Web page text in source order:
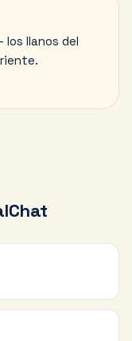
los llanos del